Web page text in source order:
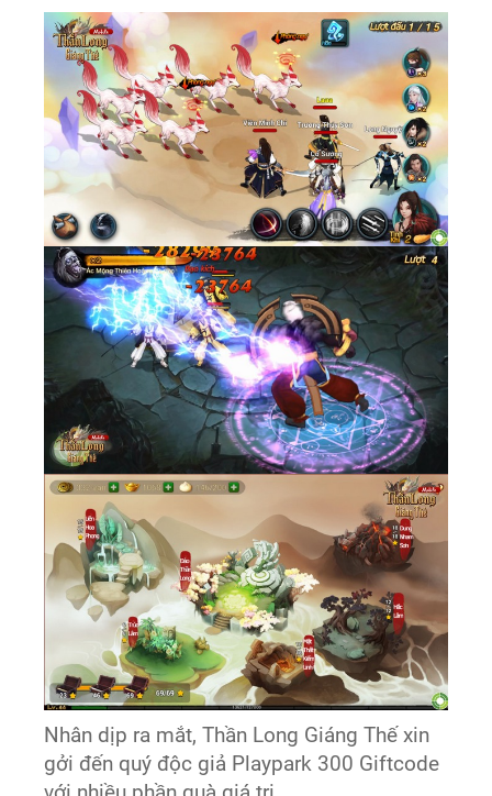
Nhân dịp ra mắt, Thần Long Giáng Thế xin
gởi đến quý độc giả Playpark 300 Giftcode